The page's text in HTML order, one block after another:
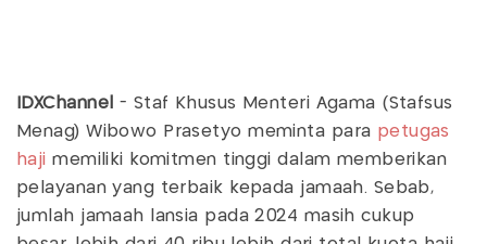
IDXChannel
- Staf Khusus Menteri Agama (Stafsus
Menag) Wibowo Prasetyo meminta para petugas
haji memiliki komitmen tinggi dalam memberikan
pelayanan yang terbaik kepada jamaah. Sebab,
jumlah jamaah lansia pada 2024 masih cukup